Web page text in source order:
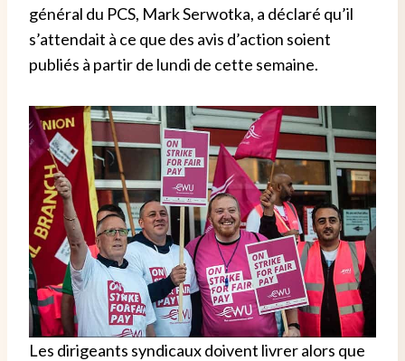
général du PCS, Mark Serwotka, a déclaré qu’il
s’attendait à ce que des avis d’action soient
publiés à partir de lundi de cette semaine.
Les dirigeants syndicaux doivent livrer alors que